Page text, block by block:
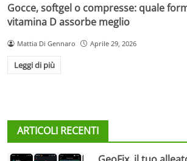
Gocce, softgel o compresse: quale
vitamina D assorbe meglio
Mattia Di Gennaro Aprile 29, 2026
Leggi di più
ARTICOLI RECENTI